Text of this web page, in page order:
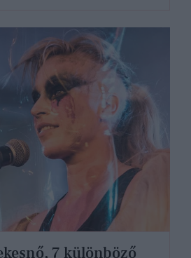
7 különböző